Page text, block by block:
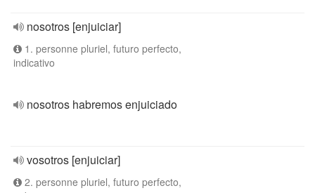
nosotros [enjuiciar]
1. personne pluriel, futuro perfecto,
indicativo
nosotros habremos enjuiciado
vosotros [enjuiciar]
2. personne pluriel, futuro perfecto,